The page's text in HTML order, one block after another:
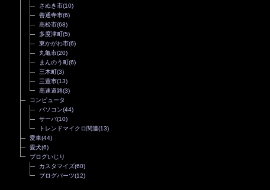
さぬき市(10)
善通寺市(6)
高松市(68)
多度津町(5)
東かがわ市(6)
丸亀市(20)
まんのう町(6)
三木町(3)
三豊市(13)
高速道路(3)
コンピュータ
パソコン(44)
サーバ(10)
トレンドマイクロ関連(13)
愛車(44)
愛犬(6)
ブログいじり
カスタマイズ(60)
ブログパーツ(12)